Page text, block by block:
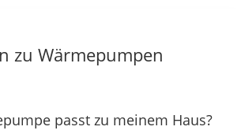
zu Wärmepumpen
passt zu meinem Haus?